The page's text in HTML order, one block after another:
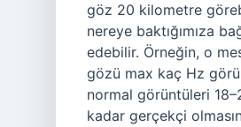
göz 20 kilometre
nereye baktığımıza
edebilir. Örneğin, o
gözü max kaç Hz
normal görüntüleri
kadar gerçekçi